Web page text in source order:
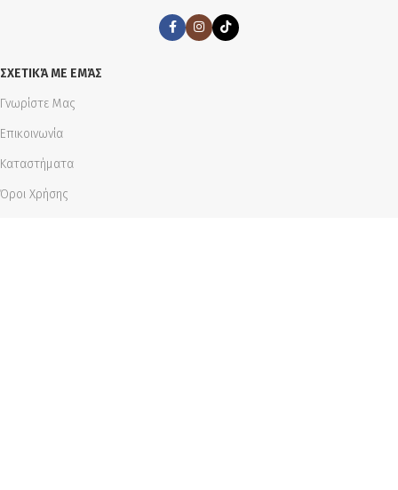
ΣΧΕΤΙΚΆ ΜΕ ΕΜΆΣ
Γνωρίστε Μας
Επικοινωνία
Καταστήματα
Όροι Χρήσης